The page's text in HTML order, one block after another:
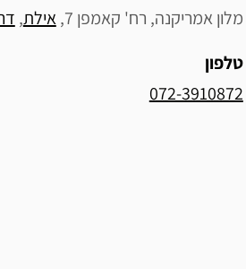
מלון אמריקנה, רח' קאמפן 7,
אילת,
טלפון
072-3910872